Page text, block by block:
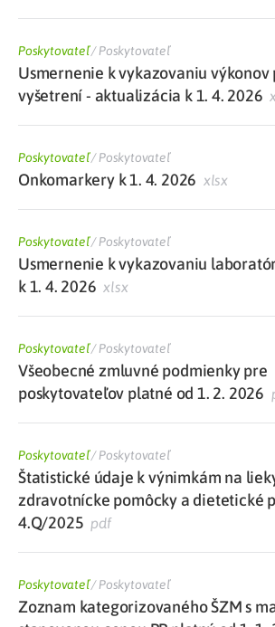
Poskytovateľ/Poskytovateľ
Usmernenie k vykazovaniu výkonov
vyšetrení - aktualizácia k 1. 4. 2026
Poskytovateľ/Poskytovateľ
Onkomarkery k 1. 4. 2026 xlsx
Poskytovateľ/Poskytovateľ
Usmernenie k vykazovaniu
k 1. 4. 2026 xlsx
Poskytovateľ/Poskytovateľ
Všeobecné zmluvné podmienky pre
poskytovateľov platné od 1. 2. 2026
Poskytovateľ/Poskytovateľ
Štatistické údaje k výnimkám na
zdravotnícke pomôcky a dietetické
4.Q/2025 pdf
Poskytovateľ/Poskytovateľ
Zoznam kategorizovaného ŠZM s